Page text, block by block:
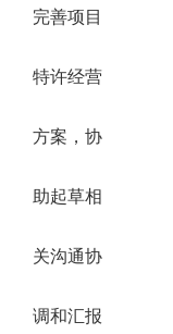
完善项目
特许经营
方案，协
助起草相
关沟通协
调和汇报